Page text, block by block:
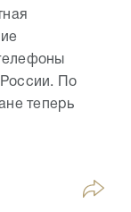
По
теперь